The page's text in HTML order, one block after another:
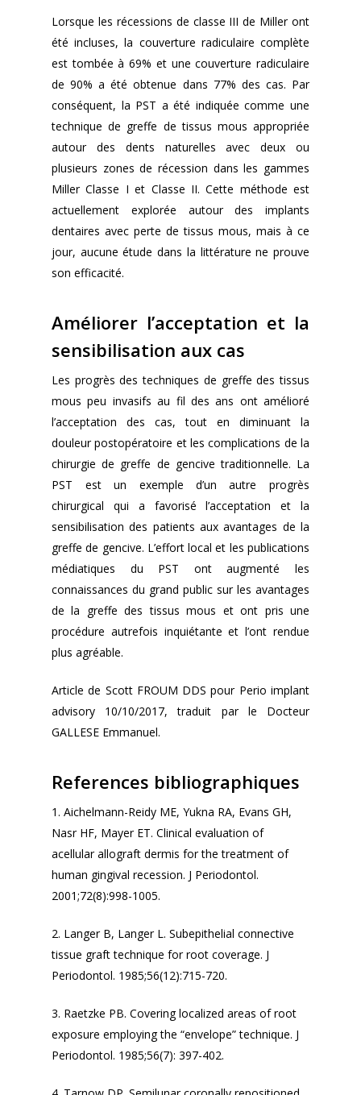
Lorsque les récessions de classe III de Miller ont
été incluses, la couverture radiculaire complète
est tombée à 69% et une couverture radiculaire
de 90% a été obtenue dans 77% des cas. Par
conséquent, la PST a été indiquée comme une
technique de greffe de tissus mous appropriée
autour des dents naturelles avec deux ou
plusieurs zones de récession dans les gammes
Miller Classe I et Classe II. Cette méthode est
actuellement explorée autour des implants
dentaires avec perte de tissus mous, mais à ce
jour, aucune étude dans la littérature ne prouve
son efficacité.
Améliorer l’acceptation et la
sensibilisation aux cas
Les progrès des techniques de greffe des tissus
mous peu invasifs au fil des ans ont amélioré
l’acceptation des cas, tout en diminuant la
douleur postopératoire et les complications de la
chirurgie de greffe de gencive traditionnelle. La
PST est un exemple d’un autre progrès
chirurgical qui a favorisé l’acceptation et la
sensibilisation des patients aux avantages de la
greffe de gencive. L’effort local et les publications
médiatiques du PST ont augmenté les
connaissances du grand public sur les avantages
de la greffe des tissus mous et ont pris une
procédure autrefois inquiétante et l’ont rendue
plus agréable.
Article de Scott FROUM DDS pour Perio implant
advisory 10/10/2017, traduit par le Docteur
GALLESE Emmanuel.
References bibliographiques
1. Aichelmann-Reidy ME, Yukna RA, Evans GH,
Nasr HF, Mayer ET. Clinical evaluation of
acellular allograft dermis for the treatment of
human gingival recession. J Periodontol.
2001;72(8):998-1005.
2. Langer B, Langer L. Subepithelial connective
tissue graft technique for root coverage. J
Periodontol. 1985;56(12):715-720.
3. Raetzke PB. Covering localized areas of root
exposure employing the “envelope” technique. J
Periodontol. 1985;56(7): 397-402.